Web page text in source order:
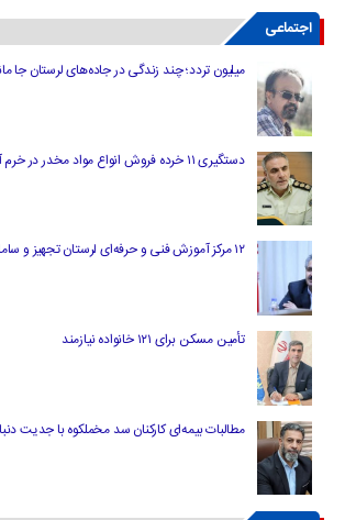
اجتماعی
میلیون تردد؛ چند زندگی در جاده‌های لرستان جا
دستگیری ۱۱ خرده فروش انواع مواد مخدر در خرم آباد
۱۲ مرکز آموزش فنی و حرفه‌ای لرستان تجهیز و ساماندهی شد
تأمین مسکن برای ۱۲۱ خانواده نیازمند
مطالبات بیمه‌ای کارکنان سد مخملکوه با جدیت